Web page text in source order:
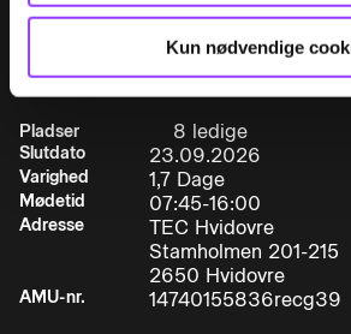
Kun nødvendige
• De almindelige bestemmelser
transport af farligt gods,
faretyper.
• Information om
med kontrol med overførsel af
• Forebyggende og
foranstaltninger, der er
forskellige faretyper.
VÆLG DATO:
Pladser 8 ledige
Slutdato 23.09.2026
Varighed 1,7 Dage
Mødetid 07:45-16:00
Adresse
TEC Hvidovre
Stamholmen 201-215
2650 Hvidovre
AMU-nr. 14740155836recg39